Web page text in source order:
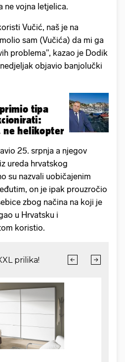
ne vojna letjelica.
Vučić, naš je na
sam (Vučića) da mi ga
problema", kazao je Dodik
objavio banjolučki
tipa
ne helikopter
25. srpnja a njegov
ureda hrvatskog
su nazvali uobičajenim
on je ipak prouzročio
zbog načina na koji je
u Hrvatsku i
koristio.